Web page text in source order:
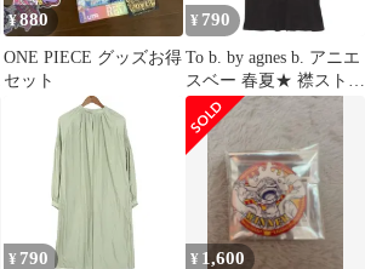
¥880
ONE PIECE グッズお得
セット
¥ 790
To b. by agnes b. アニエ
スベー 春夏★ 襟ストラ
イプ リボン カットソー
ワンピース チュニック
Sz.2 レディース 黒
¥ 790 ¥ 1,600